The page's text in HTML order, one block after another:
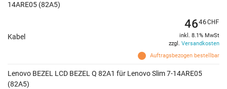
14ARE05 (82A5)
Kabel
Auftragsbezogen bestellbar
4646CHF
inkl. 8.1% MwSt
zzgl. Versandkosten
Lenovo BEZEL LCD BEZEL Q 82A1 für Lenovo Slim 7-14ARE05
(82A5)